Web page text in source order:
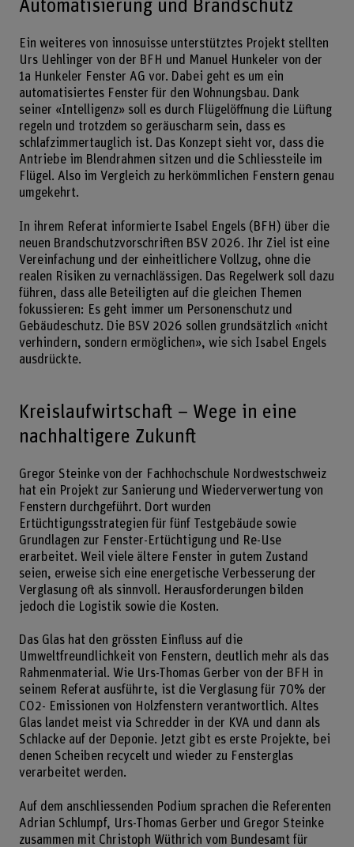
Automatisierung und Brandschutz
Ein weiteres von innosuisse unterstütztes Projekt stellten
Urs Uehlinger von der BFH und Manuel Hunkeler von der
1a Hunkeler Fenster AG vor. Dabei geht es um ein
automatisiertes Fenster für den Wohnungsbau. Dank
seiner «Intelligenz» soll es durch Flügelöffnung die Lüftung
regeln und trotzdem so geräuscharm sein, dass es
schlafzimmertauglich ist. Das Konzept sieht vor, dass die
Antriebe im Blendrahmen sitzen und die Schliessteile im
Flügel. Also im Vergleich zu herkömmlichen Fenstern genau
umgekehrt.
In ihrem Referat informierte Isabel Engels (BFH) über die
neuen Brandschutzvorschriften BSV 2026. Ihr Ziel ist eine
Vereinfachung und der einheitlichere Vollzug, ohne die
realen Risiken zu vernachlässigen. Das Regelwerk soll dazu
führen, dass alle Beteiligten auf die gleichen Themen
fokussieren: Es geht immer um Personenschutz und
Gebäudeschutz. Die BSV 2026 sollen grundsätzlich «nicht
verhindern, sondern ermöglichen», wie sich Isabel Engels
ausdrückte.
Kreislaufwirtschaft – Wege in eine
nachhaltigere Zukunft
Gregor Steinke von der Fachhochschule Nordwestschweiz
hat ein Projekt zur Sanierung und Wiederverwertung von
Fenstern durchgeführt. Dort wurden
Ertüchtigungsstrategien für fünf Testgebäude sowie
Grundlagen zur Fenster-Ertüchtigung und Re-Use
erarbeitet. Weil viele ältere Fenster in gutem Zustand
seien, erweise sich eine energetische Verbesserung der
Verglasung oft als sinnvoll. Herausforderungen bilden
jedoch die Logistik sowie die Kosten.
Das Glas hat den grössten Einfluss auf die
Umweltfreundlichkeit von Fenstern, deutlich mehr als das
Rahmenmaterial. Wie Urs-Thomas Gerber von der BFH in
seinem Referat ausführte, ist die Verglasung für 70% der
CO2- Emissionen von Holzfenstern verantwortlich. Altes
Glas landet meist via Schredder in der KVA und dann als
Schlacke auf der Deponie. Jetzt gibt es erste Projekte, bei
denen Scheiben recycelt und wieder zu Fensterglas
verarbeitet werden.
Auf dem anschliessenden Podium sprachen die Referenten
Adrian Schlumpf, Urs-Thomas Gerber und Gregor Steinke
zusammen mit Christoph Wüthrich vom Bundesamt für